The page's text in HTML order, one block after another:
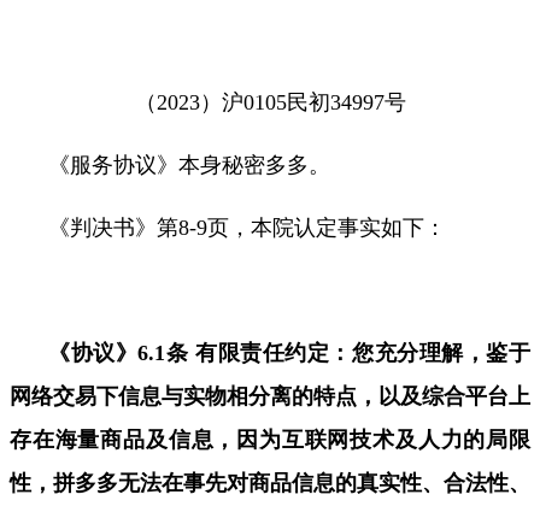
（ 2023）沪0105民初34997号
《服务协议》本身秘密多多。
《判决书》第8-9页，本院认定事实如下：
《协议》6.1 条有限责任约定：您充分理解，鉴于
网络交易下信息与实物相分离的特点，以及综合平台上
存在海量商品及信息，因为互联网技术及 人力的局限
性 ， 拼多多无法在事先对商品信息的真实性、合法性、